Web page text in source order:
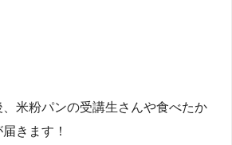
米粉パンの受講生さんや食べたか
きます！